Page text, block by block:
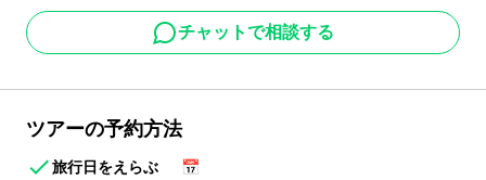
チャットで相談する
ツアーの予約方法
旅行日をえらぶ
📅